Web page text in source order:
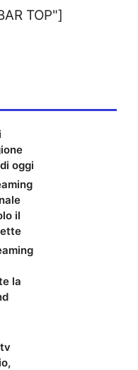
TOP"]
oggi
il
la